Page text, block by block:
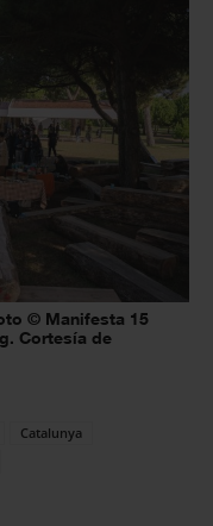
© Manifesta 15
Cortesía de
Catalunya